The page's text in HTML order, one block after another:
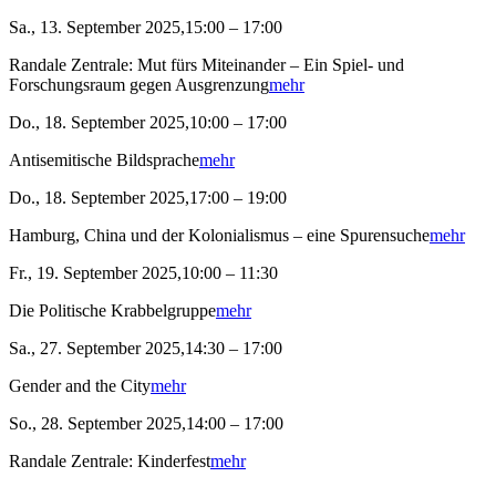
Sa., 13. September 2025,15:00 – 17:00
Randale Zentrale: Mut fürs Miteinander – Ein Spiel- und
Forschungsraum gegen Ausgrenzungmehr
Do., 18. September 2025,10:00 – 17:00
Antisemitische Bildsprachemehr
Do., 18. September 2025,17:00 – 19:00
Hamburg, China und der Kolonialismus – eine Spurensuchemehr
Fr., 19. September 2025,10:00 – 11:30
Die Politische Krabbelgruppemehr
Sa., 27. September 2025,14:30 – 17:00
Gender and the Citymehr
So., 28. September 2025,14:00 – 17:00
Randale Zentrale: Kinderfestmehr